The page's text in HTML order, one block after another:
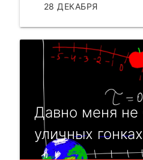
28 ДЕКАБРЯ
Давно меня не
уличных